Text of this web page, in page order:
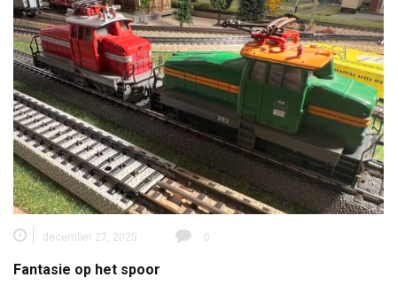
december 27, 2025 0
Fantasie op het spoor